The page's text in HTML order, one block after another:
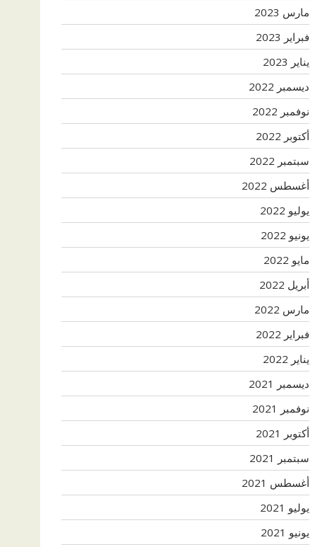
مارس 2023
فبراير 2023
يناير 2023
ديسمبر 2022
نوفمبر 2022
أكتوبر 2022
سبتمبر 2022
أغسطس 2022
يوليو 2022
يونيو 2022
مايو 2022
أبريل 2022
مارس 2022
فبراير 2022
يناير 2022
ديسمبر 2021
نوفمبر 2021
أكتوبر 2021
سبتمبر 2021
أغسطس 2021
يوليو 2021
يونيو 2021